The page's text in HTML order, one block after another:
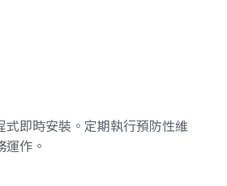
式即時安裝。定期執行預防性維
運作。